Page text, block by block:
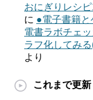
おにぎりレシ
に ●電子書籍
電書ラボチェ
ラフ化してみ
より
これまで更